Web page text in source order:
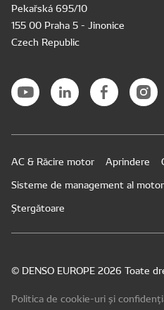
Pekařská 695/10
155 00 Praha 5 - Jinonice
Czech Republic
AC & Răcire motor Aprindere
Sisteme de management al
Ștergătoare
© DENSO EUROPE 2026 Toate
Politica de cookie-uri și